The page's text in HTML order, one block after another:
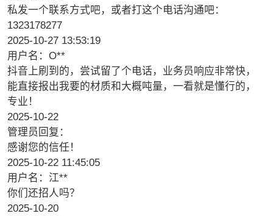
私发一个联系方式吧，或者打这个电话沟通吧：
1323178277
2025-10-27 13:53:19
用户名：O**
抖音上刷到的，尝试留了个电话，业务员响应非常快，
能直接报出我要的材质和大概吨量，一看就是懂行的，
专业！
2025-10-22
管理员回复：
感谢您的信任！
2025-10-22 11:45:05
用户名：江**
你们还招人吗？
2025-10-20